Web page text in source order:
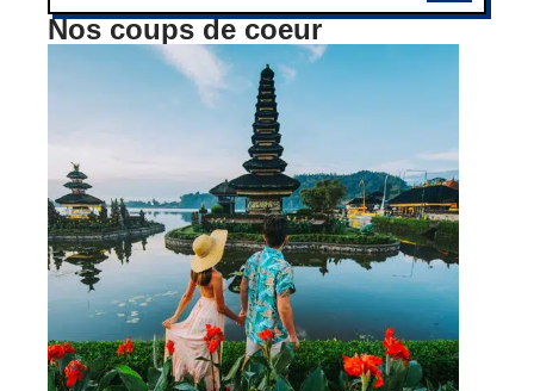
Nos coups de coeur